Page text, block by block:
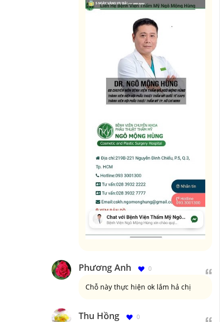
Phương Anh 0
Chỗ này thực hiện ok lắm hả chị
Thu Hồng 0